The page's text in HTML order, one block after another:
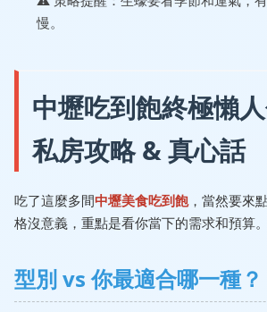
慢。
中壢吃到飽終極懶
私房攻略 & 真心話
吃了這麼多間中壢美食吃到飽，當然要來
格沒意義，重點是看你當下的需求和預算。
型別 vs 你最適合哪一種？